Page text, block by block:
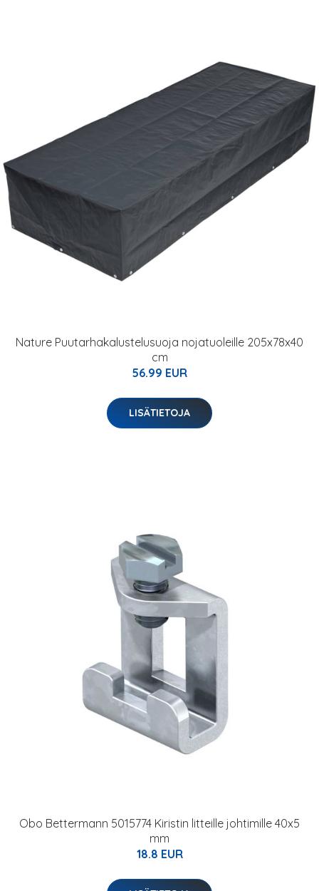
Nature Puutarhakalustelusuoja nojatuoleille 205x78x40
cm
56.99 EUR
LISÄTIETOJA
Obo Bettermann 5015774 Kiristin litteille johtimille 40x5
mm
18.8 EUR